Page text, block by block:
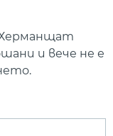
Херманщат
и вече не е